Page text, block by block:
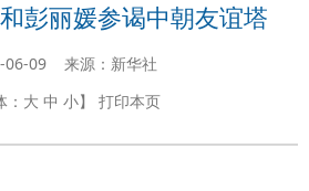
彭丽媛参谒中朝友谊塔
06-09 来源：新华社
： 大 中 小】 打印本页